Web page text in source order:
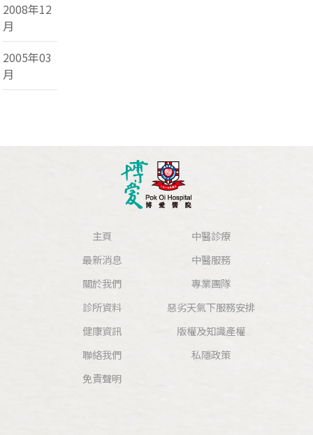
2008年12
月
2005年03
月
主頁
最新消息
關於我們
中醫診療
中醫服務
專業團隊
診所資料
健康資訊
聯絡我們
惡劣天氣下服務安排
版權及知識產權
私隱政策
免責聲明